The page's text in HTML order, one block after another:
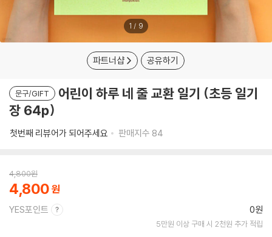
1 / 9
파트너샵 공유하기
문구/GIFT
어린이 하루 네 줄 교환 일기 (초등 일기
장 64p)
첫번째 리뷰어가 되어주세요 판매지수 84
4,800원
4,800
YES포인트 0원
5만원 이상 구매 시 2천원 추가 적립